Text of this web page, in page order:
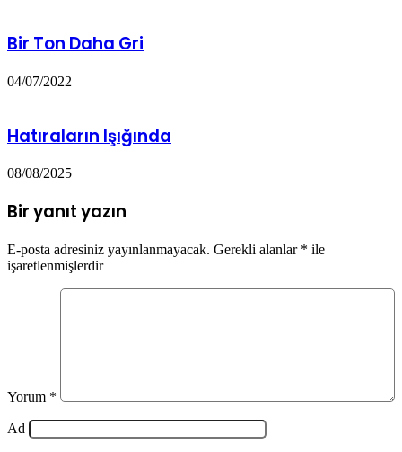
Bir Ton Daha Gri
04/07/2022
Hatıraların Işığında
08/08/2025
Bir yanıt yazın
E-posta adresiniz yayınlanmayacak. Gerekli alanlar * ile
işaretlenmişlerdir
Yorum *
Ad